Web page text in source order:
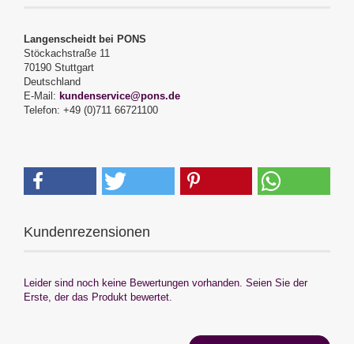
Langenscheidt bei PONS
Stöckachstraße 11
70190 Stuttgart
Deutschland
E-Mail: kundenservice@pons.de
Telefon: +49 (0)711 66721100
Kundenrezensionen
Leider sind noch keine Bewertungen vorhanden. Seien Sie der
Erste, der das Produkt bewertet.